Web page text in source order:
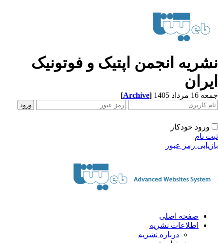
انجمن اپتیک و فوتونیک
مرداد 1405 [Archive]
ورود خودکار
نام
رمز عبور
صفحه اصلی
اطلاعات نشریه
درباره نشریه